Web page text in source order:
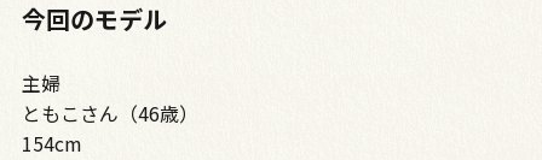
今回のモデル
主婦
ともこさん（46歳）
154cm